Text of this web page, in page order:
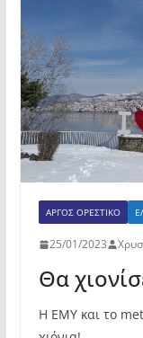
o
o
k
ΆΡΓΟΣ ΟΡΕΣΤΙΚΌ
25/01/2023
Θα
Η ΕΜΥ και το